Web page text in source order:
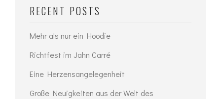
RECENT POSTS
Mehr als nur ein Hoodie
Richtfest im Jahn Carré
Eine Herzensangelegenheit
Große Neuigkeiten aus der Welt des